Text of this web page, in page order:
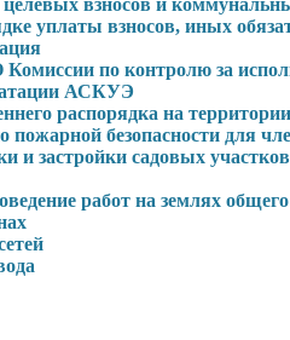
уплаты взносов, иных
по контролю за
АСКУЭ
распорядка на
безопасности для
и застройки садовых участков
работ на землях